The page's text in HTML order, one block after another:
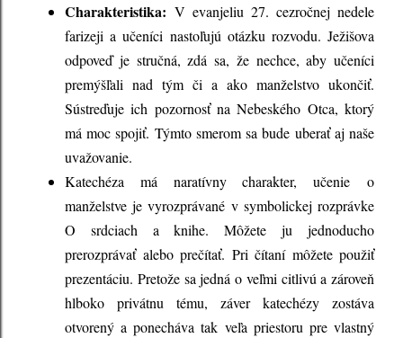
Charakteristika: V evanjeliu 27. cezročnej nedele
farizeji a učeníci nastoľujú otázku rozvodu. Ježišova
odpoveď je stručná, zdá sa, že nechce, aby učeníci
premýšľali nad tým či a ako manželstvo ukončiť.
Sústreďuje ich pozornosť na Nebeského Otca, ktorý
má moc spojiť. Týmto smerom sa bude uberať aj naše
uvažovanie.
Katechéza má naratívny charakter, učenie o
manželstve je vyrozprávané v symbolickej rozprávke
O srdciach a knihe. Môžete ju jednoducho
prerozprávať alebo prečítať. Pri čítaní môžete použiť
prezentáciu. Pretože sa jedná o veľmi citlivú a zároveň
hlboko privátnu tému, záver katechézy zostáva
otvorený a ponecháva tak veľa priestoru pre vlastný